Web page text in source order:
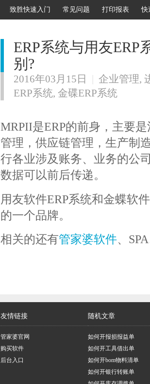
致胜快速入门 常见问题 打印报表 快
ERP系统与用友ERP
别?
2016年03月15日 企业管理,
ERP系统, 金碟ERP系统
MRPII是ERP的前身，主要
管理，供应链管理，生产制
行各业涉及账务、业务的公
数据可以前后传递。
用友软件ERP系统和金蝶软
的一个品牌。
相关的还有管家婆软件、
友情链接
管家婆官网
购买软件
后台入口
随机文章
如何开报损报益单
如何开工具借出单
如何开bom物料清单
如何开银行转账单